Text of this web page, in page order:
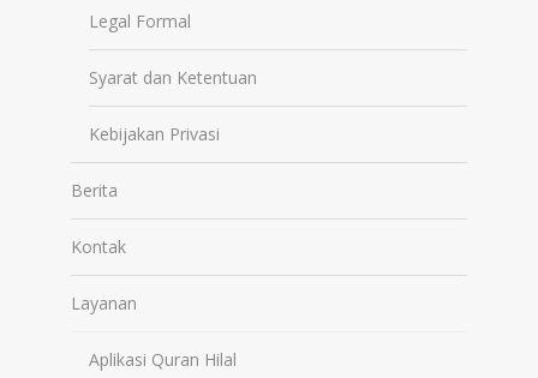
Legal Formal
Syarat dan Ketentuan
Kebijakan Privasi
Berita
Kontak
Layanan
Aplikasi Quran Hilal